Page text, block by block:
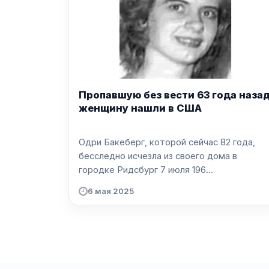
Пропавшую без вести 63 года
женщину нашли в США
Одри Бакеберг, которой сейчас 82 года,
бесследно исчезла из своего дома в
городке Ридсбург 7 июля 196...
6 мая 2025